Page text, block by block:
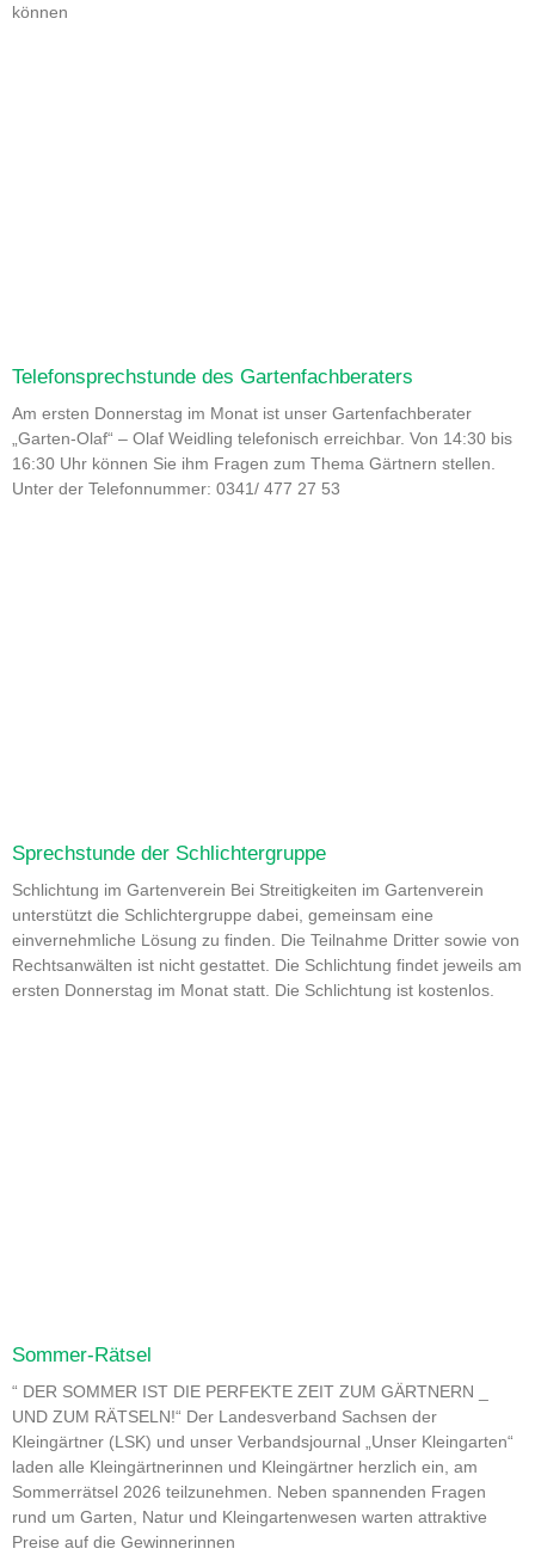
können
Telefonsprechstunde des Gartenfachberaters
Am ersten Donnerstag im Monat ist unser Gartenfachberater
„Garten-Olaf“ – Olaf Weidling telefonisch erreichbar. Von 14:30 bis
16:30 Uhr können Sie ihm Fragen zum Thema Gärtnern stellen.
Unter der Telefonnummer: 0341/ 477 27 53
Sprechstunde der Schlichtergruppe
Schlichtung im Gartenverein Bei Streitigkeiten im Gartenverein
unterstützt die Schlichtergruppe dabei, gemeinsam eine
einvernehmliche Lösung zu finden. Die Teilnahme Dritter sowie von
Rechtsanwälten ist nicht gestattet. Die Schlichtung findet jeweils am
ersten Donnerstag im Monat statt. Die Schlichtung ist kostenlos.
Sommer-Rätsel
“ DER SOMMER IST DIE PERFEKTE ZEIT ZUM GÄRTNERN _
UND ZUM RÄTSELN!“ Der Landesverband Sachsen der
Kleingärtner (LSK) und unser Verbandsjournal „Unser Kleingarten“
laden alle Kleingärtnerinnen und Kleingärtner herzlich ein, am
Sommerrätsel 2026 teilzunehmen. Neben spannenden Fragen
rund um Garten, Natur und Kleingartenwesen warten attraktive
Preise auf die Gewinnerinnen